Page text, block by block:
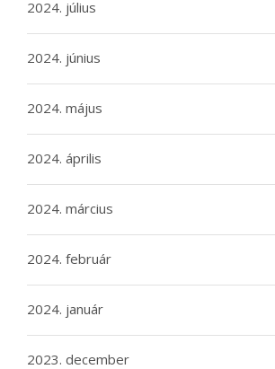
2024. július
2024. június
2024. május
2024. április
2024. március
2024. február
2024. január
2023. december